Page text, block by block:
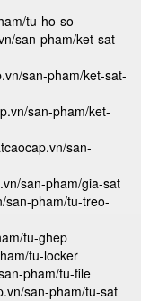
tu-ho-so
san-pham/ket-sat-
san-pham/ket-sat-
san-pham/ket-
san-
san-pham/gia-sat
san-pham/tu-treo-
tu-ghep
tu-locker
pham/tu-file
san-pham/tu-sat